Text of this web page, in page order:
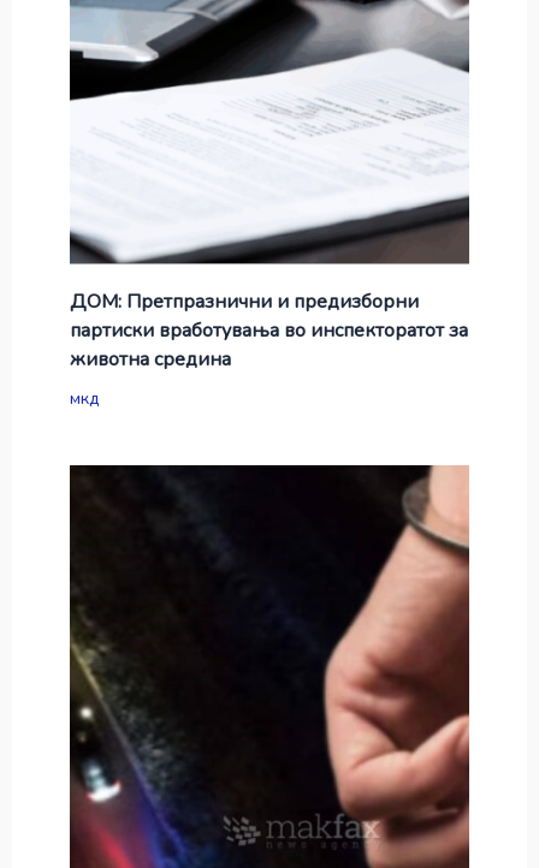
ДОМ: Претпразнични и предизборни
партиски вработувања во инспекторатот за
животна средина
мкд